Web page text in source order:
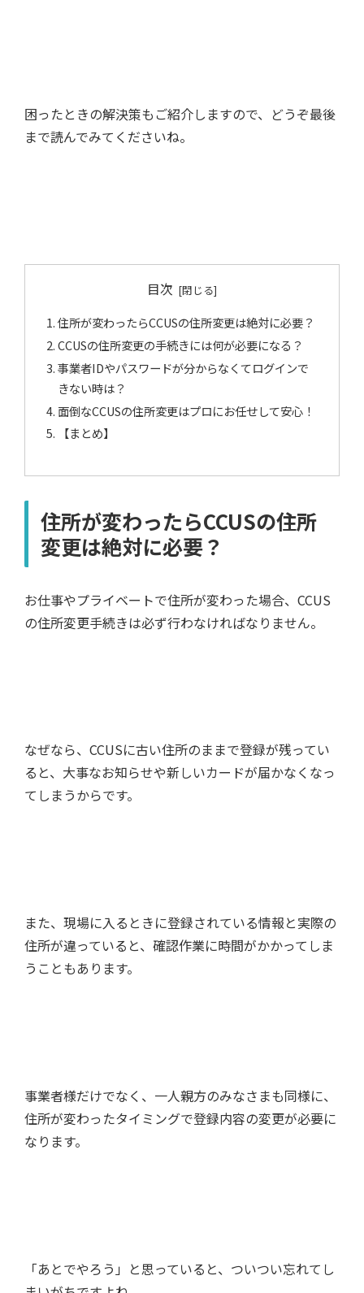
困ったときの解決策もご紹介しますので、どうぞ最後
まで読んでみてくださいね。
目次
住所が変わったらCCUSの住所変更は絶対に必要？
CCUSの住所変更の手続きには何が必要になる？
事業者IDやパスワードが分からなくてログインで
きない時は？
面倒なCCUSの住所変更はプロにお任せして安心！
【まとめ】
住所が変わったらCCUSの住所
変更は絶対に必要？
お仕事やプライベートで住所が変わった場合、CCUS
の住所変更手続きは必ず行わなければなりません。
なぜなら、CCUSに古い住所のままで登録が残ってい
ると、大事なお知らせや新しいカードが届かなくなっ
てしまうからです。
また、現場に入るときに登録されている情報と実際の
住所が違っていると、確認作業に時間がかかってしま
うこともあります。
事業者様だけでなく、一人親方のみなさまも同様に、
住所が変わったタイミングで登録内容の変更が必要に
なります。
「あとでやろう」と思っていると、ついつい忘れてし